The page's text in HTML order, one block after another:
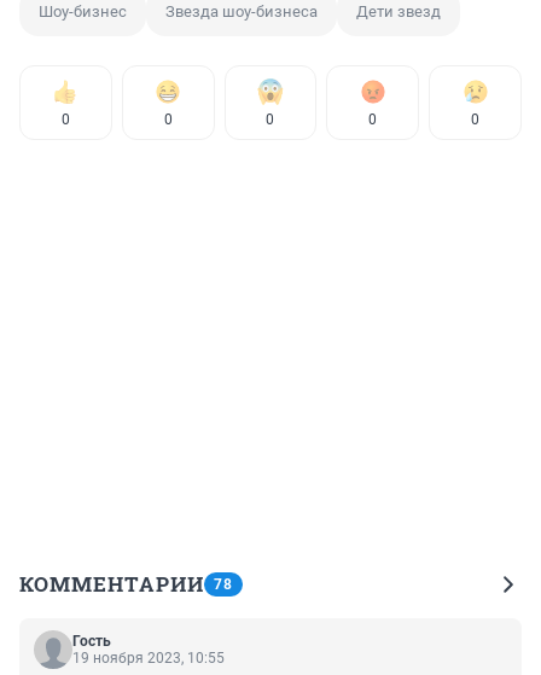
Шоу-бизнес Звезда шоу-бизнеса Дети звезд
0 0 0 0 0
КОММЕНТАРИИ 78
Гость
19 ноября 2023, 10:55